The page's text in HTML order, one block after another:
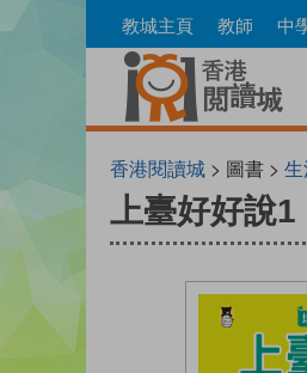
to
教城主頁 教師 中
香港閱讀城 > 圖書 >
上臺好好說1